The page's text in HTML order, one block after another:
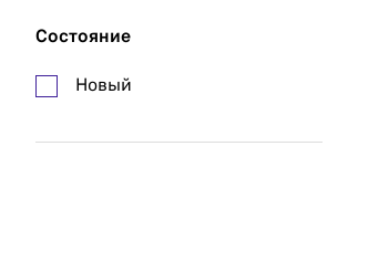
Состояние
Новый